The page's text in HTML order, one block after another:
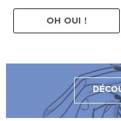
OH OUI !